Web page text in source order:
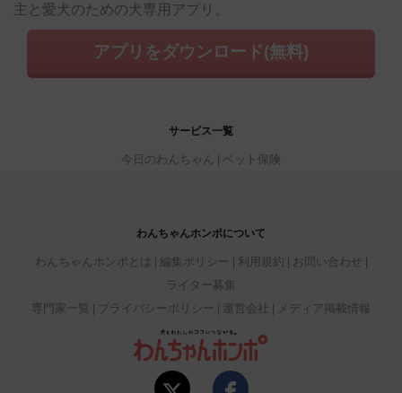
主と愛犬のための犬専用アプリ。
アプリをダウンロード(無料)
サービス一覧
今日のわんちゃん ペット保険
わんちゃんホンポについて
わんちゃんホンポとは 編集ポリシー 利用規約
お問い合わせ
ライター募集
専門家一覧
プライバシーポリシー 運営会社 メディア掲載情報